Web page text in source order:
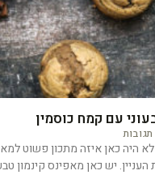
עם קמח כוסמין
תגובות
היה כאן איזה מתכון פשוט
יש כאן מאפינס קינמון